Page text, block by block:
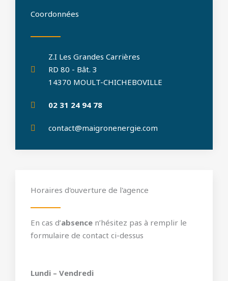
Coordonnées
Z.I Les Grandes Carrières
RD 80 - Bât. 3
14370 MOULT-CHICHEBOVILLE
02 31 24 94 78
contact@maigronenergie.com
Horaires d'ouverture de l'agence
En cas d’absence n’hésitez pas à remplir le
formulaire de contact ci-dessus
Lundi – Vendredi